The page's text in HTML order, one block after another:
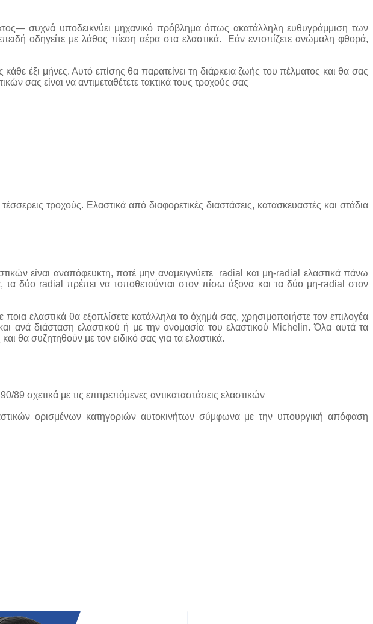
συχνά υποδεικνύει μηχανικό πρόβλημα όπως ακατάλληλη ευθυγράμμιση των
οδηγείτε με λάθος πίεση αέρα στα ελαστικά. Εάν εντοπίζετε ανώμαλη φθορά,
έξι μήνες. Αυτό επίσης θα παρατείνει τη διάρκεια ζωής του πέλματος και θα σας
σας είναι να αντιμεταθέτετε τακτικά τους τροχούς σας
τροχούς. Ελαστικά από διαφορετικές διαστάσεις, κατασκευαστές και στάδια
είναι αναπόφευκτη, ποτέ μην αναμειγνύετε radial και μη-radial ελαστικά πάνω
δύο radial πρέπει να τοποθετούνται στον πίσω άξονα και τα δύο μη-radial στον
ελαστικά θα εξοπλίσετε κατάλληλα το όχημά σας, χρησιμοποιήστε τον επιλογέα
ανά διάσταση ελαστικού ή με την ονομασία του ελαστικού Michelin. Όλα αυτά τα
θα συζητηθούν με τον ειδικό σας για τα ελαστικά.
σχετικά με τις επιτρεπόμενες αντικαταστάσεις ελαστικών
ορισμένων κατηγοριών αυτοκινήτων σύμφωνα με την υπουργική απόφαση